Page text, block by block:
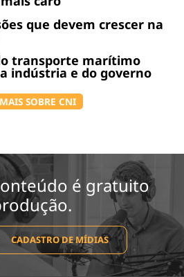
que devem crescer na
transporte marítimo
indústria e do governo
SOBRE CNI
é gratuito
CADASTRO DE MÍDIAS